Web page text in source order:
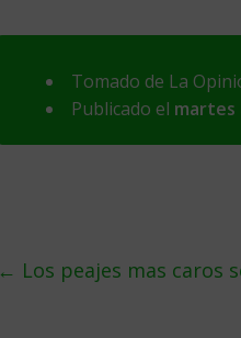
Tomado de La
Publicado el martes
← Los peajes mas caros